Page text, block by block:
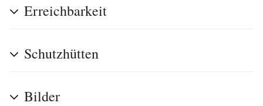
Erreichbarkeit
Schutzhütten
Bilder